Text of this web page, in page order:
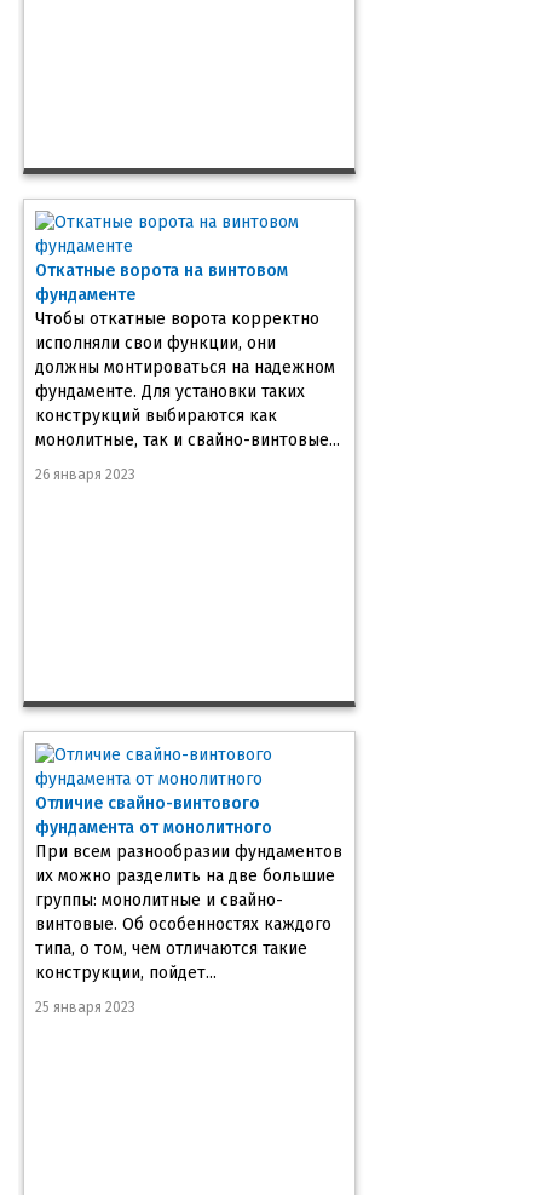
Откатные ворота на винтовом
фундаменте
Чтобы откатные ворота корректно
исполняли свои функции, они
должны монтироваться на надежном
фундаменте. Для установки таких
конструкций выбираются как
монолитные, так и свайно-винтовые...
26 января 2023
Отличие свайно-винтового
фундамента от монолитного
При всем разнообразии фундаментов
их можно разделить на две большие
группы: монолитные и свайно-
винтовые. Об особенностях каждого
типа, о том, чем отличаются такие
конструкции, пойдет...
25 января 2023